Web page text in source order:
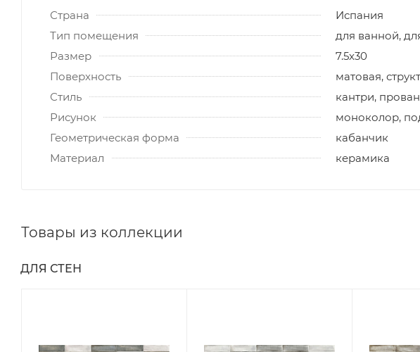
Страна
Испания
Тип помещения
для ванной,
Размер
7.5x30
Поверхность
матовая,
Стиль
кантри,
Рисунок
моноколор,
Геометрическая форма
кабанчик
Материал
керамика
Товары из коллекции
ДЛЯ СТЕН